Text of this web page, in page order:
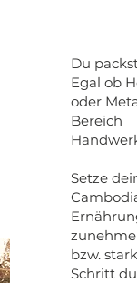
Du
Egal ob
oder
Bereich
Setze
bzw.
Schritt